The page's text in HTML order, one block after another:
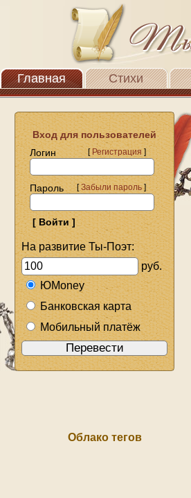
Главная Стихи
Вход для пользователей
Логин
[Регистрация]
Пароль [Забыли пароль]
На развитие Ты-Поэт:
руб.
ЮMoney
Банковская карта
Мобильный платёж
Облако тегов